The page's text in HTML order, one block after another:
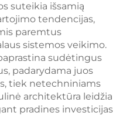
suteikia išsamią
tendencijas,
paremtus
sistemos veikimo.
sudėtingus
padarydama juos
tiek netechniniams
architektūra leidžia
pradines investicijas